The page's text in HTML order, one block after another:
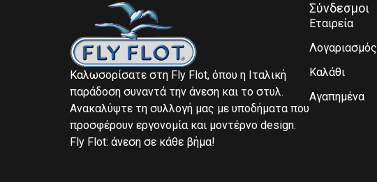
Καλωσορίσατε στη Fly Flot, όπου η Ιταλική
παράδοση συναντά την άνεση και το στυλ.
Ανακαλύψτε τη συλλογή μας με υποδήματα που
προσφέρουν εργονομία και μοντέρνο design.
Fly Flot: άνεση σε κάθε βήμα!
Σύνδεσμοι
Εταιρεία
Λογαριασμός
Καλάθι
Αγαπημένα